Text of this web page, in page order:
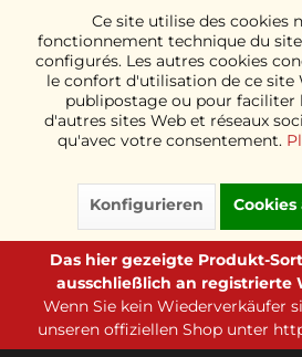
Ce site utilise des cookies
fonctionnement technique du
configurés. Les autres cookies
le confort d'utilisation de ce site
publipostage ou pour faciliter
d'autres sites Web et réseaux
qu'avec votre consentement.
Konfigurieren
Das hier gezeigte Produkt-
ausschließlich an registrierte
Wenn Sie kein Wiederverkäufer
unseren offiziellen Shop unter